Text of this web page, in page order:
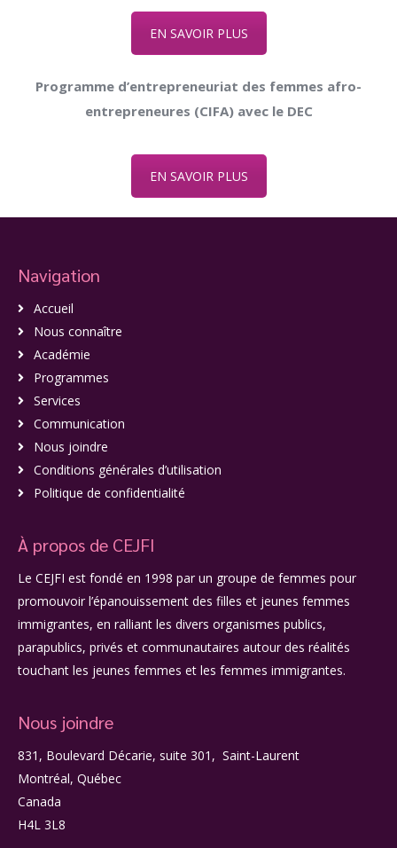
EN SAVOIR PLUS
Programme d’entrepreneuriat des femmes afro-
entrepreneures (CIFA) avec le DEC
EN SAVOIR PLUS
Navigation
Accueil
Nous connaître
Académie
Programmes
Services
Communication
Nous joindre
Conditions générales d’utilisation
Politique de confidentialité
À propos de CEJFI
Le CEJFI est fondé en 1998 par un groupe de femmes pour
promouvoir l’épanouissement des filles et jeunes femmes
immigrantes, en ralliant les divers organismes publics,
parapublics, privés et communautaires autour des réalités
touchant les jeunes femmes et les femmes immigrantes.
Nous joindre
831, Boulevard Décarie, suite 301, Saint-Laurent
Montréal, Québec
Canada
H4L 3L8